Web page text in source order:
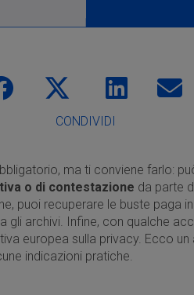
CONDIVIDI
ma ti conviene farlo:
o di contestazione da parte
puoi recuperare le buste paga
gli archivi. Infine, con qualche
europea sulla privacy. Ecco
indicazioni pratiche.